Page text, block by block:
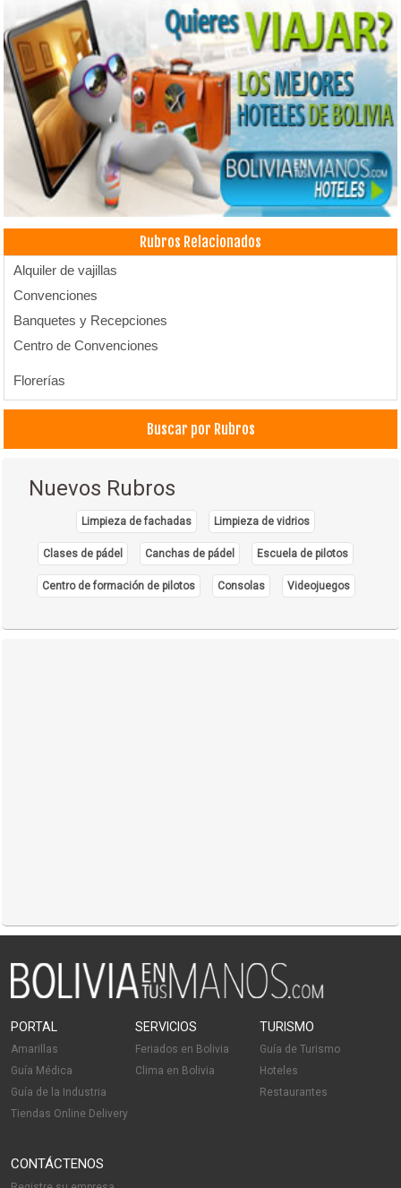
Rubros Relacionados
Alquiler de vajillas
Convenciones
Banquetes y Recepciones
Centro de Convenciones
Florerías
Flores
Recuerdos de Celebraciones y Eventos
Buscar por Rubros
Nuevos Rubros
Limpieza de fachadas Limpieza de vidrios
Clases de pádel Canchas de pádel Escuela de pilotos
Centro de formación de pilotos Consolas Videojuegos
PORTAL
Amarillas
Guía Médica
Guía de la Industria
Tiendas Online Delivery
SERVICIOS
Feriados en Bolivia
Clima en Bolivia
TURISMO
Guía de Turismo
Hoteles
Restaurantes
CONTÁCTENOS